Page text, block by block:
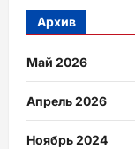
Архив
Май 2026
Апрель 2026
Ноябрь 2024